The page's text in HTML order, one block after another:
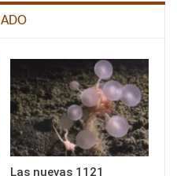
Las nuevas 1121